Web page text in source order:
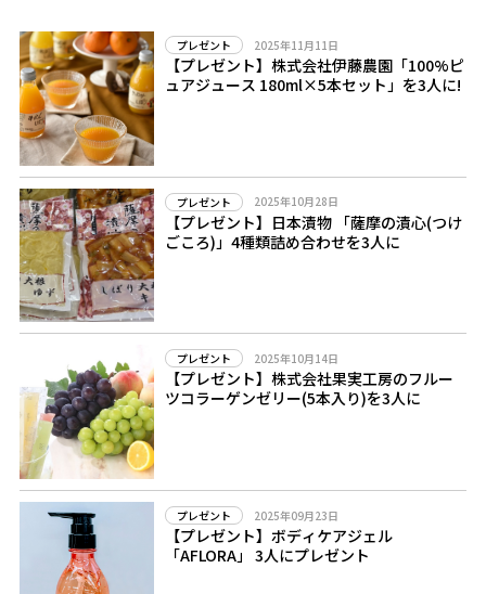
プレゼント 2025年11月11日
【プレゼント】株式会社伊藤農園「100%ピ
ュアジュース 180ml×5本セット」を3人に!
プレゼント 2025年10月28日
【プレゼント】日本漬物 「薩摩の漬心(つけ
ごころ)」4種類詰め合わせを3人に
プレゼント 2025年10月14日
【プレゼント】株式会社果実工房のフルー
ツコラーゲンゼリー(5本入り)を3人に
プレゼント 2025年09月23日
【プレゼント】ボディケアジェル
「AFLORA」 3人にプレゼント